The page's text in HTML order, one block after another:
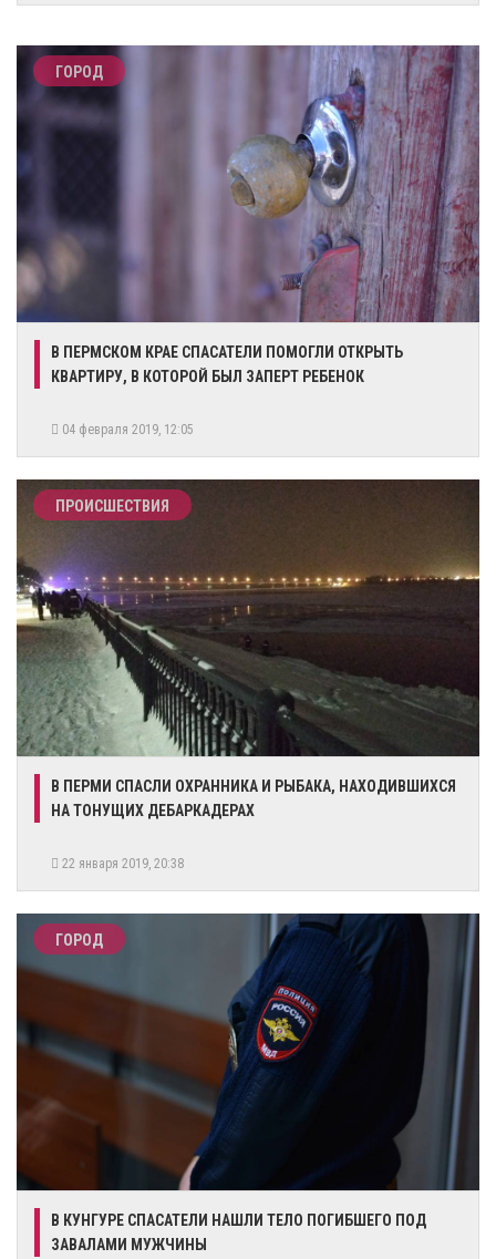
ГОРОД
В ПЕРМСКОМ КРАЕ СПАСАТЕЛИ ПОМОГЛИ ОТКРЫТЬ
КВАРТИРУ, В КОТОРОЙ БЫЛ ЗАПЕРТ РЕБЕНОК
04 февраля 2019, 12:05
ПРОИСШЕСТВИЯ
В ПЕРМИ СПАСЛИ ОХРАННИКА И РЫБАКА, НАХОДИВШИХСЯ
НА ТОНУЩИХ ДЕБАРКАДЕРАХ
22 января 2019, 20:38
ГОРОД
В КУНГУРЕ СПАСАТЕЛИ НАШЛИ ТЕЛО ПОГИБШЕГО ПОД
ЗАВАЛАМИ МУЖЧИНЫ